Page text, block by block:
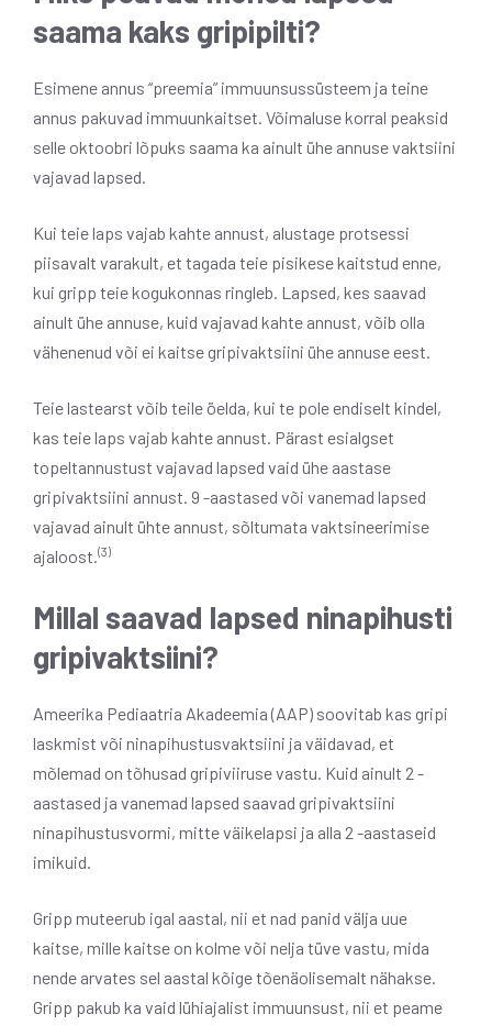
saama kaks gripipilti?
Esimene annus “preemia” immuunsussüsteem ja teine ​​
annus pakuvad immuunkaitset. Võimaluse korral peaksid
selle oktoobri lõpuks saama ka ainult ühe annuse vaktsiini
vajavad lapsed.
Kui teie laps vajab kahte annust, alustage protsessi
piisavalt varakult, et tagada teie pisikese kaitstud enne,
kui gripp teie kogukonnas ringleb. Lapsed, kes saavad
ainult ühe annuse, kuid vajavad kahte annust, võib olla
vähenenud või ei kaitse gripivaktsiini ühe annuse eest.
Teie lastearst võib teile öelda, kui te pole endiselt kindel,
kas teie laps vajab kahte annust. Pärast esialgset
topeltannustust vajavad lapsed vaid ühe aastase
gripivaktsiini annust. 9 -aastased või vanemad lapsed
vajavad ainult ühte annust, sõltumata vaktsineerimise
ajaloost. (3)
Millal saavad lapsed ninapihusti
gripivaktsiini?
Ameerika Pediaatria Akadeemia (AAP) soovitab kas gripi
laskmist või ninapihustusvaktsiini ja väidavad, et
mõlemad on tõhusad gripiviiruse vastu. Kuid ainult 2 -
aastased ja vanemad lapsed saavad gripivaktsiini
ninapihustusvormi, mitte väikelapsi ja alla 2 -aastaseid
imikuid.
Gripp muteerub igal aastal, nii et nad panid välja uue
kaitse, mille kaitse on kolme või nelja tüve vastu, mida
nende arvates sel aastal kõige tõenäolisemalt nähakse.
Gripp pakub ka vaid lühiajalist immuunsust, nii et peame